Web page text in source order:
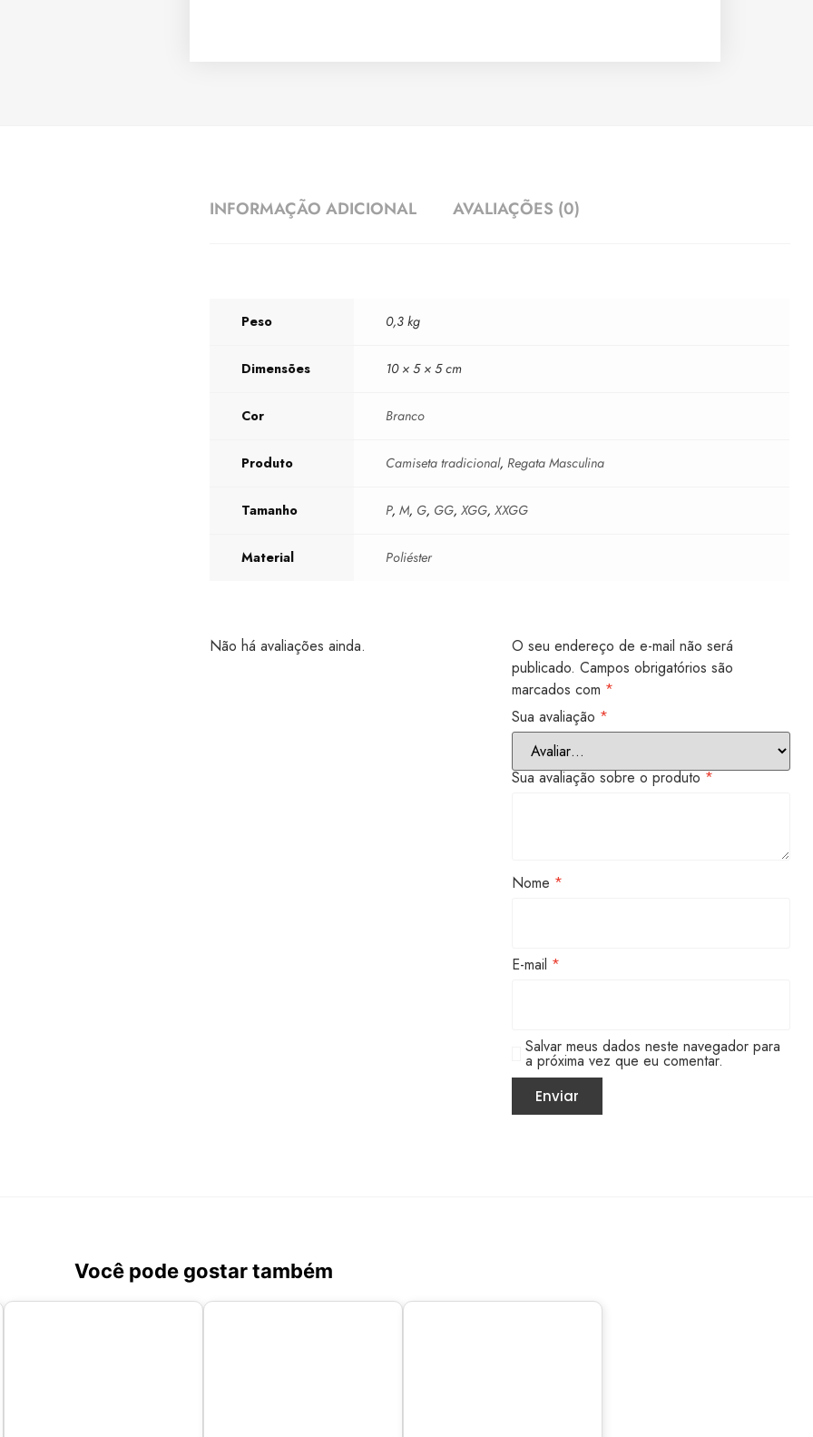
INFORMAÇÃO ADICIONAL AVALIAÇÕES (0)
Peso 0,3 kg
Dimensões 10 × 5 × 5 cm
Cor Branco
Produto Camiseta tradicional,Regata Masculina
Tamanho P,M, G, GG,XGG,XXGG
Material Poliéster
Não há avaliações ainda.
O seu endereço de e-mail não será
publicado. Campos obrigatórios são
marcados com *
Sua avaliação *
Sua avaliação sobre o produto*
Nome *
E-mail *
Salvar meus dados neste navegador para
a próxima vez que eu comentar.
Você pode gostar também